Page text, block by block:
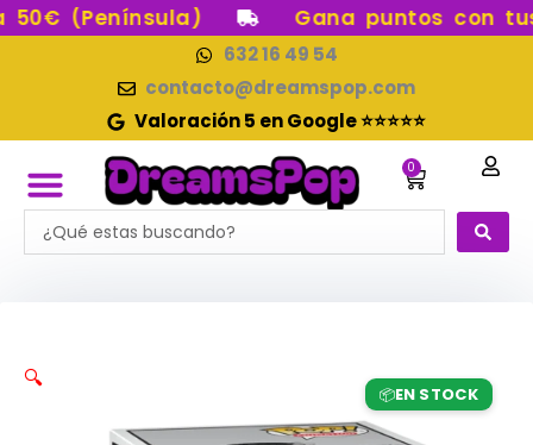
Ir
(Península) Gana puntos con tus
632 16 49 54
contacto@dreamspop.com
Valoración 5 en Google ⭐⭐⭐⭐⭐
0
Carrito
Search
...
📦EN STOCK
🔍